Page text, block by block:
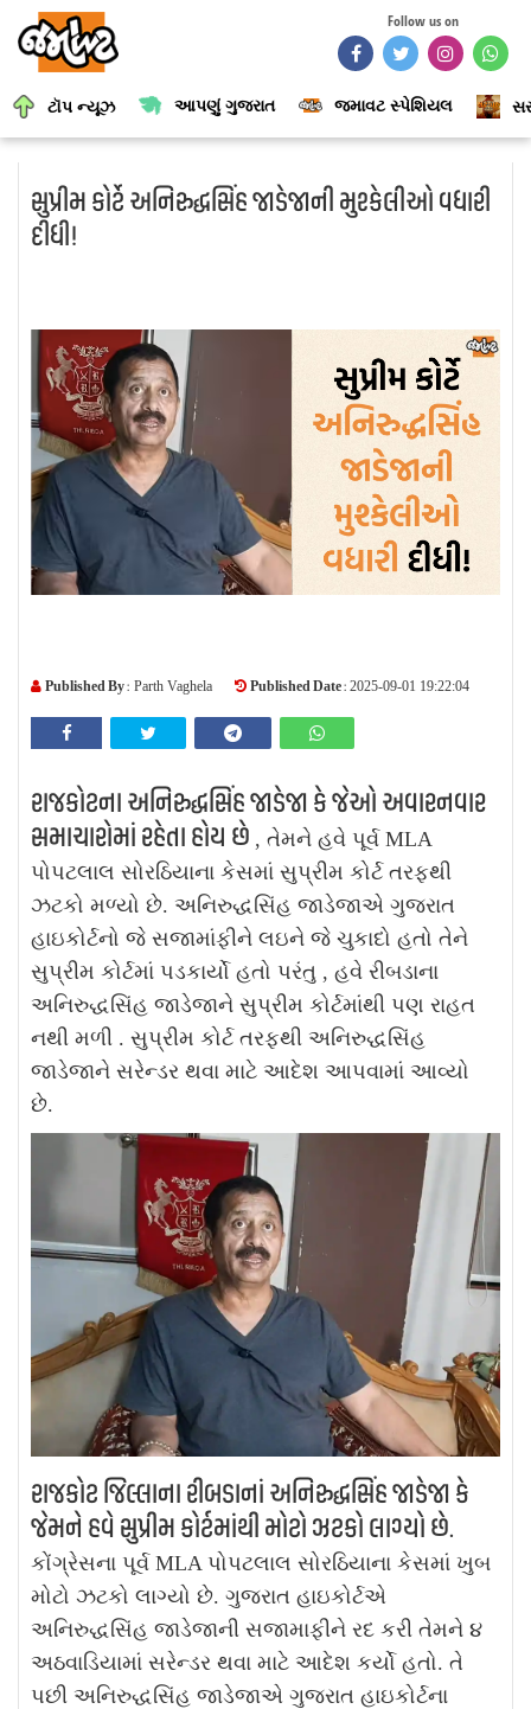
Follow us on
ટૉપ ન્યૂઝ આપણું ગુજરાત જમાવટ સ્પેશિયલ
સુપ્રીમ કોર્ટે અનિરુદ્ધસિંહ જાડેજાની મુશ્કેલીઓ વધારી
દીધી!
Published By : Parth Vaghela Published Date : 2025-09-01 19:22:04
રાજકોટના અનિરુદ્ધસિંહ જાડેજા કે જેઓ અવારનવાર
સમાચારોમાં રહેતા હોય છે , તેમને હવે પૂર્વ MLA
પોપટલાલ સોરઠિયાના કેસમાં સુપ્રીમ કોર્ટ તરફથી
ઝટકો મળ્યો છે. અનિરુદ્ધસિંહ જાડેજાએ ગુજરાત
હાઇકોર્ટનો જે સજામાંફીને લઇને જે ચુકાદો હતો તેને
સુપ્રીમ કોર્ટમાં પડકાર્યો હતો પરંતુ , હવે રીબડાના
અનિરુદ્ધસિંહ જાડેજાને સુપ્રીમ કોર્ટમાંથી પણ રાહત
નથી મળી . સુપ્રીમ કોર્ટ તરફથી અનિરુદ્ધસિંહ
જાડેજાને સરેન્ડર થવા માટે આદેશ આપવામાં આવ્યો
છે.
રાજકોટ જિલ્લાના રીબડાનાં અનિરુદ્ધસિંહ જાડેજા કે
જેમને હવે સુપ્રીમ કોર્ટમાંથી મોટો ઝટકો લાગ્યો છે.
કોંગ્રેસના પૂર્વ MLA પોપટલાલ સોરઠિયાના કેસમાં ખુબ
મોટો ઝટકો લાગ્યો છે. ગુજરાત હાઇકોર્ટએ
અનિરુદ્ધસિંહ જાડેજાની સજામાફીને રદ કરી તેમને ૪
અઠવાડિયામાં સરેન્ડર થવા માટે આદેશ કર્યો હતો. તે
પછી અનિરુદ્ધસિંહ જાડેજાએ ગુજરાત હાઇકોર્ટના